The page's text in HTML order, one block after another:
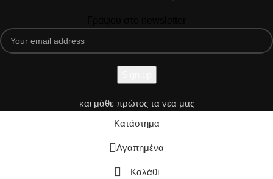
και μάθε πρώτος τα νέα μας
Κατάστημα
Αγαπημένα
Καλάθι